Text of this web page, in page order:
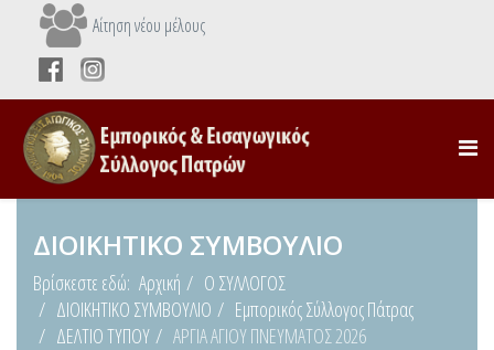
Αίτηση νέου μέλους
ΔΙΟΙΚΗΤΙΚΟ ΣΥΜΒΟΥΛΙΟ
Βρίσκεστε εδώ: Αρχική
Ο ΣΥΛΛΟΓΟΣ
ΔΙΟΙΚΗΤΙΚΟ ΣΥΜΒΟΥΛΙΟ
Εμπορικός Σύλλογος Πάτρας
ΔΕΛΤΙΟ ΤΥΠΟΥ
ΑΡΓΙΑ ΑΓΙΟΥ ΠΝΕΥΜΑΤΟΣ 2026